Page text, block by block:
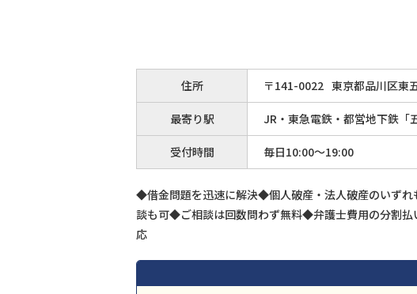
住所 〒141-0022 東京都品川区東
最寄り駅 JR・東急電鉄・都営地下鉄「
受付時間 毎日10:00～19:00
◆借金問題を迅速に解決◆個人破産・法人破産のいず
談も可◆ご相談は回数問わず無料◆弁護士費用の分割
応